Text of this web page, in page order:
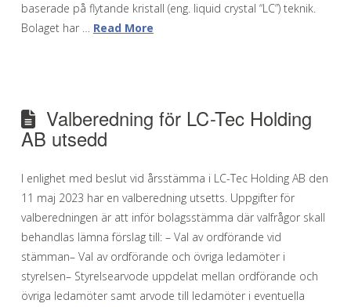
baserade på flytande kristall (eng. liquid crystal “LC”) teknik.
Bolaget har … Read More
Valberedning för LC-Tec Holding
AB utsedd
I enlighet med beslut vid årsstämma i LC-Tec Holding AB den
11 maj 2023 har en valberedning utsetts. Uppgifter för
valberedningen är att inför bolagsstämma där valfrågor skall
behandlas lämna förslag till: – Val av ordförande vid
stämman– Val av ordförande och övriga ledamöter i
styrelsen– Styrelsearvode uppdelat mellan ordförande och
övriga ledamöter samt arvode till ledamöter i eventuella